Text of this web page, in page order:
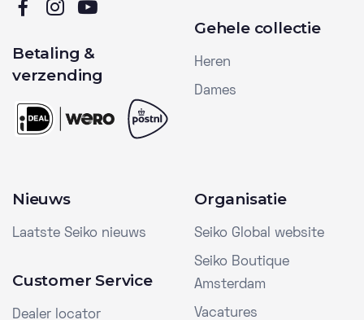
Betaling &
verzending
Gehele collectie
Heren
Dames
Nieuws
Laatste Seiko nieuws
Customer Service
Dealer locator
Organisatie
Seiko Global website
Seiko Boutique
Amsterdam
Vacatures